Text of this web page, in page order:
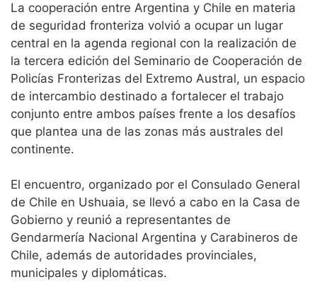
La cooperación entre Argentina y Chile en materia
de seguridad fronteriza volvió a ocupar un lugar
central en la agenda regional con la realización de
la tercera edición del Seminario de Cooperación de
Policías Fronterizas del Extremo Austral, un espacio
de intercambio destinado a fortalecer el trabajo
conjunto entre ambos países frente a los desafíos
que plantea una de las zonas más australes del
continente.
El encuentro, organizado por el Consulado General
de Chile en Ushuaia, se llevó a cabo en la Casa de
Gobierno y reunió a representantes de
Gendarmería Nacional Argentina y Carabineros de
Chile, además de autoridades provinciales,
municipales y diplomáticas.